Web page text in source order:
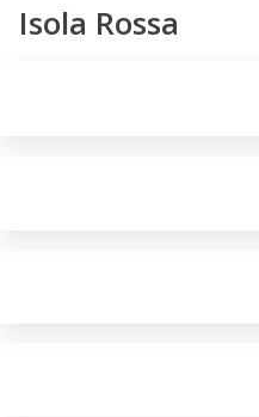
Isola Rossa